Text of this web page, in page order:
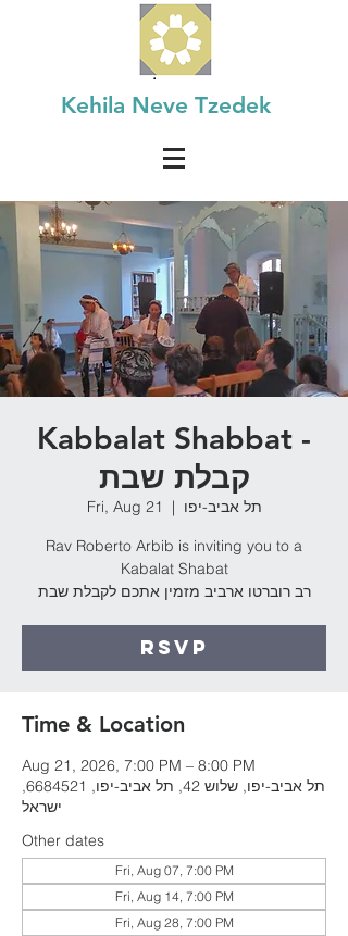
Kehila Neve Tzedek
Kabbalat Shabbat -
קבלת שבת
Fri, Aug 21
  |
תל אביב-יפו
Rav Roberto Arbib is inviting you to a
Kabalat Shabat
רב רוברטו ארביב מזמין אתכם לקבלת שבת
RSVP
Time & Location
Aug 21, 2026, 7:00 PM – 8:00 PM
תל אביב-יפו, שלוש 42, תל אביב-יפו, 6684521,
ישראל
Other dates
Fri, Aug 07, 7:00 PM
Fri, Aug 14, 7:00 PM
Fri, Aug 28, 7:00 PM